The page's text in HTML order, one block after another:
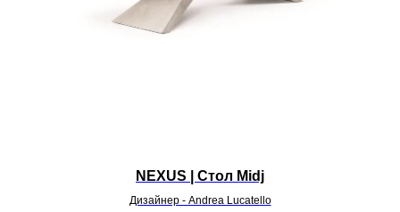
NEXUS | Стол Midj
Дизайнер - Andrea Lucatello